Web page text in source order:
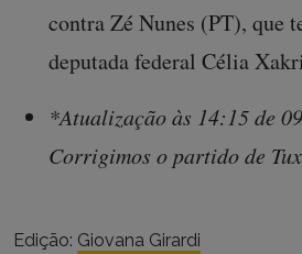
contra Zé Nunes (PT), que
deputada federal Célia
*Atualização às 14:15 de
Corrigimos o partido de
Edição: Giovana Girardi